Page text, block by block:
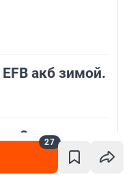
27
акб зимой.